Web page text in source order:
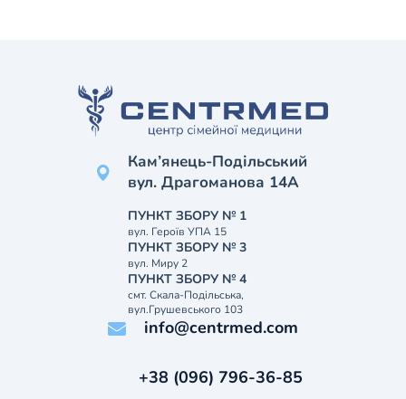
Кам’янець-Подільський
вул. Драгоманова 14А
ПУНКТ ЗБОРУ № 1
вул. Героїв УПА 15
ПУНКТ ЗБОРУ № 3
вул. Миру 2
ПУНКТ ЗБОРУ № 4
смт. Скала-Подільська,
вул.Грушевського 103
info@centrmed.com
+38 (096) 796-36-85